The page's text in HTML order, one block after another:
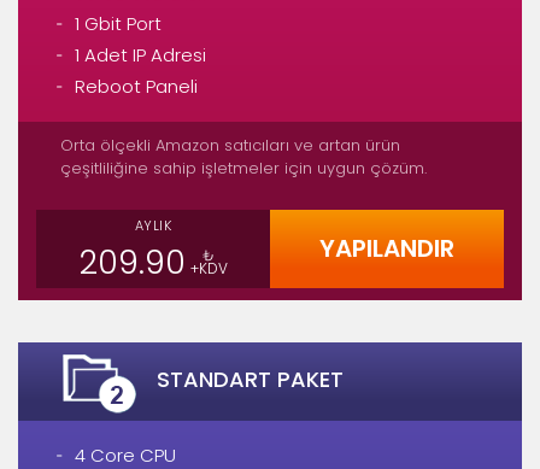
1 Gbit Port
1 Adet IP Adresi
Reboot Paneli
Orta ölçekli Amazon satıcıları ve artan ürün
çeşitliliğine sahip işletmeler için uygun çözüm.
AYLIK
209.90 ₺
+KDV
YAPILANDIR
STANDART PAKET
4 Core CPU